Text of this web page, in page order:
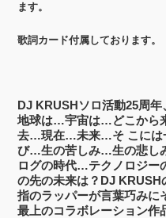
ます。
歌詞カード付属しております。
DJ KRUSHソロ活動25周
地球は…宇宙は…どこから
去…現在…未来…そ こには
び…生の苦しみ…生の悲し
ログの時代…テクノロジ
の先の未来は？DJ
指のラッパーが言葉巧みに
最上のコラボレーション作